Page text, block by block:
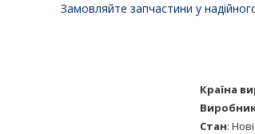
Замовляйте запчастини у
Країна
Стан: Нові